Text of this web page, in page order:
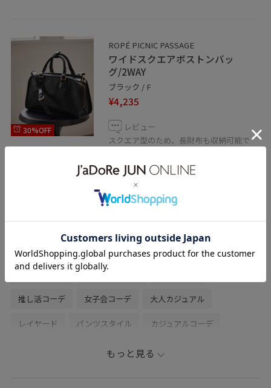
30%OFF
ROPÉ PICNIC PASSAGE
ワイドスクエアボストンバッ
グ/2WAY
ブラック / F
¥4,235
レビュー
スクエア型のため、長財布も収納可能で
マチもあり収納力抜群。
ファスナーの開きが大きいので荷物の出し
入れがしやすいのも◎
関連タグ
0318PRESS対象商品 初夏コーデ 夏コーデ
お出かけコーデ
推し活コーデ 女子会コーデ 大人カジュアル
レイヤード パンツスタイル カジュアルコーデ
ROPÉ PICNIC
もっと見る